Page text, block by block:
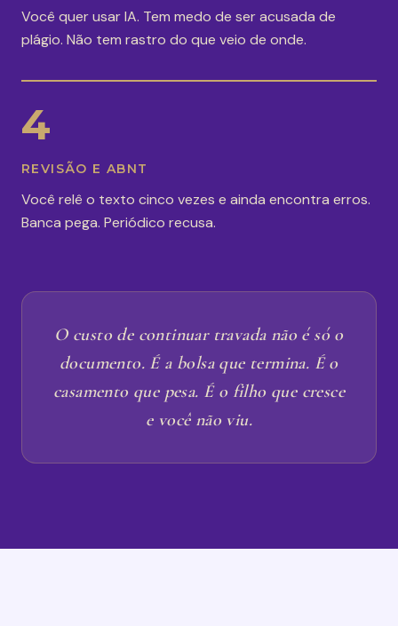
Você quer usar IA. Tem medo de ser acusada de
plágio. Não tem rastro do que veio de onde.
4
REVISÃO E ABNT
Você relê o texto cinco vezes e ainda encontra erros.
Banca pega. Periódico recusa.
O custo de continuar travada não é só o
documento. É a bolsa que termina. É o
casamento que pesa. É o filho que cresce
e você não viu.